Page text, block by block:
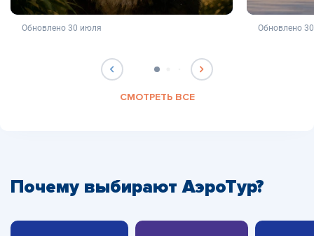
не является публичной офертой
Обновлено 30 июля не
Обновлено
СМОТРЕТЬ ВСЕ
Почему выбирают АэроТур?